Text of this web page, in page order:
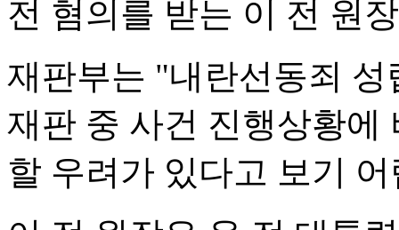
전 혐의를 받는 이 전 원
재판부는 "내란선동죄
재판 중 사건 진행상황에
할 우려가 있다고 보기